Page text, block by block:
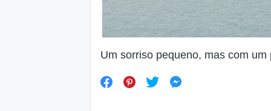
Um sorriso pequeno, mas com um